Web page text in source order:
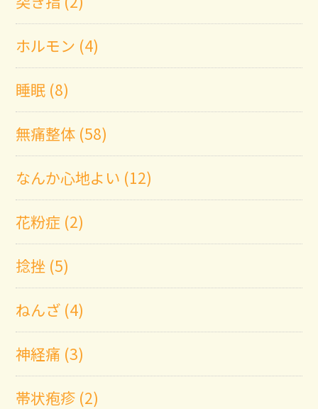
ホルモン (4)
睡眠 (8)
無痛整体 (58)
なんか心地よい (12)
花粉症 (2)
捻挫 (5)
ねんざ (4)
神経痛 (3)
帯状疱疹 (2)